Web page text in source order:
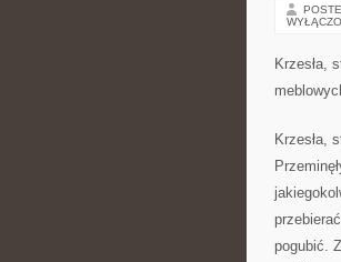
Krzesła,
Krzesła,
pogubić.